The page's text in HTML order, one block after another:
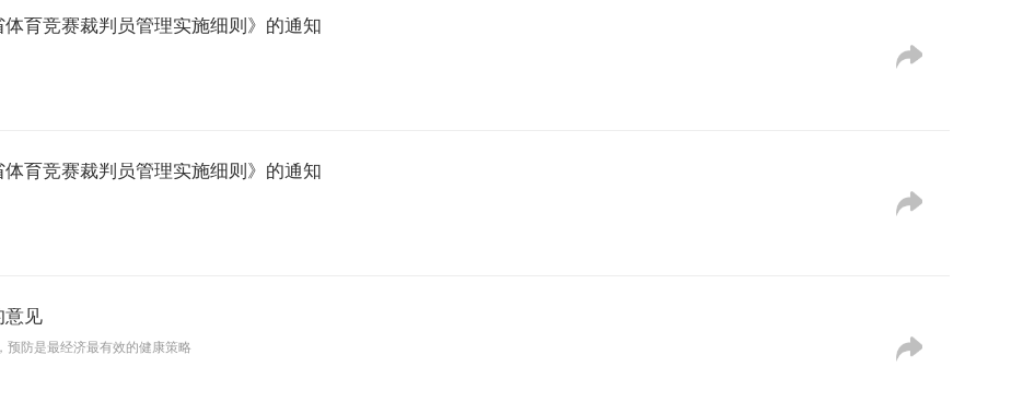
育竞赛裁判员管理实施细则》的通知
育竞赛裁判员管理实施细则》的通知
意见
预防是最经济最有效的健康策略